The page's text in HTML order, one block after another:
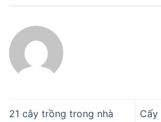
21 cây trồng trong nhà
Cấy